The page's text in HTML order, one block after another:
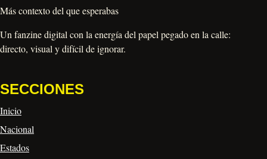
Más contexto del que esperabas
Un fanzine digital con la energía del papel pegado en la calle:
directo, visual y difícil de ignorar.
SECCIONES
Inicio
Nacional
Estados